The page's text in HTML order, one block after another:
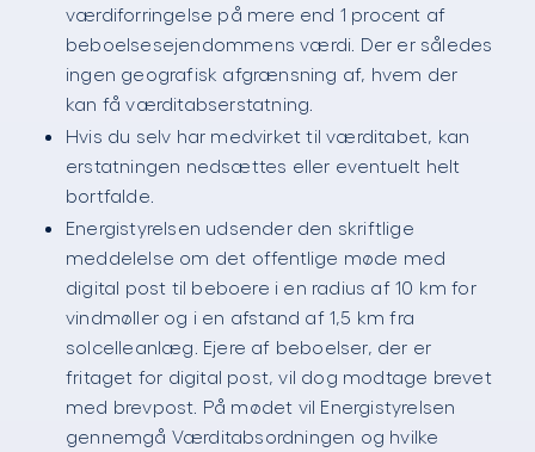
værdiforringelse på mere end 1 procent af
beboelsesejendommens værdi. Der er således
ingen geografisk afgrænsning af, hvem der
kan få værditabserstatning.
Hvis du selv har medvirket til værditabet, kan
erstatningen nedsættes eller eventuelt helt
bortfalde.
Energistyrelsen udsender den skriftlige
meddelelse om det offentlige møde med
digital post til beboere i en radius af 10 km for
vindmøller og i en afstand af 1,5 km fra
solcelleanlæg. Ejere af beboelser, der er
fritaget for digital post, vil dog modtage brevet
med brevpost. På mødet vil Energistyrelsen
gennemgå Værditabsordningen og hvilke